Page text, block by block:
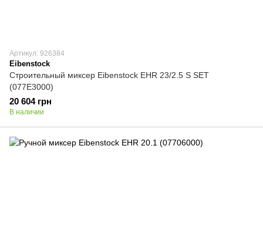
Артикул: 926384
Eibenstock
Строительный миксер Eibenstock EHR 23/2.5 S SET
(077E3000)
20 604 грн
В наличии